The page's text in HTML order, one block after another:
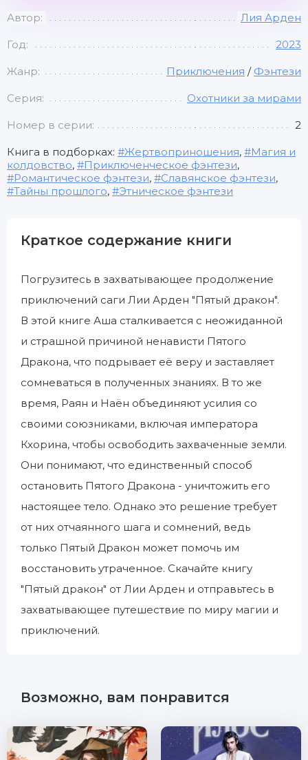
Автор: Лия Арден
Год: 2023
Жанр: Приключения / Фэнтези
Серия: Охотники за мирами
Номер в серии: 2
Книга в подборках: Жертвоприношения,
Магия и
колдовство, Приключенческое фэнтези,
Романтическое фэнтези, Славянское фэнтези,
Тайны прошлого, Этническое фэнтези
Краткое содержание книги
Погрузитесь в захватывающее продолжение
приключений саги Лии Арден "Пятый дракон".
В этой книге Аша сталкивается с неожиданной
и страшной причиной ненависти Пятого
Дракона, что подрывает её веру и заставляет
сомневаться в полученных знаниях. В то же
время, Раян и Наён объединяют усилия со
своими союзниками, включая императора
Кхорина, чтобы освободить захваченные земли.
Они понимают, что единственный способ
остановить Пятого Дракона - уничтожить его
настоящее тело. Однако это решение требует
от них отчаянного шага и сомнений, ведь
только Пятый Дракон может помочь им
восстановить утраченное. Скачайте книгу
"Пятый дракон" от Лии Арден и отправьтесь в
захватывающее путешествие по миру магии и
приключений.
Возможно, вам понравится